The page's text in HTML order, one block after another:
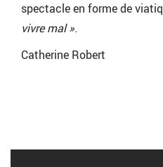
spectacle en forme de
vivre mal ».
Catherine Robert